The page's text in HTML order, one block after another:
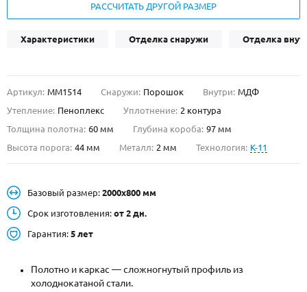
ДОСТАВКА
О НАС
Металлические двери от производителя с доставкой и установкой в
НАЙТИ:
INFO@META-M.RU
РАССЧИТАТЬ ДРУГОЙ РАЗМЕР
Характеристики Отделка снаружи Отделка
Артикул: ММ1514 Снаружи: Порошок Внутри: МДФ
Утепление: Пеноплекс Уплотнение: 2 контура
Толщина полотна: 60 мм Глубина короба: 97 мм
Высота порога: 44 мм Металл: 2 мм Технология: K-11
Базовый размер: 2000х800 мм
Срок изготовления: от 2 дн.
Гарантия: 5 лет
Полотно и каркас — сложногнутый профиль из
холоднокатаной стали.